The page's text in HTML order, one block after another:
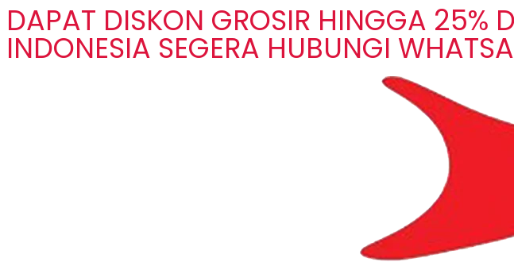
DAPAT DISKON GROSIR HINGGA 25%
INDONESIA SEGERA HUBUNGI